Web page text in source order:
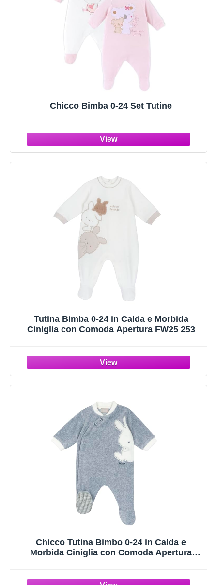
Chicco Bimba 0-24 Set Tutine
Tutina Bimba 0-24 in Calda e Morbida
Ciniglia con Comoda Apertura FW25 253
Chicco Tutina Bimbo 0-24 in Calda e
Morbida Ciniglia con Comoda Apertura